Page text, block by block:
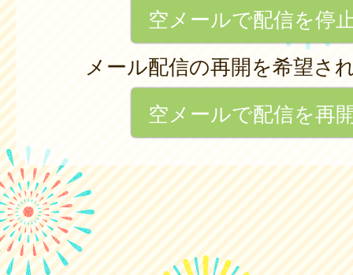
空メールで配信を停
メール配信の再開を希望さ
空メールで配信を再